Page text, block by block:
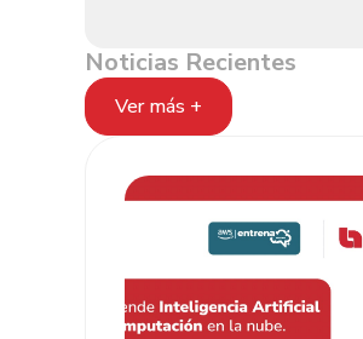
Noticias Recientes
Ver más +